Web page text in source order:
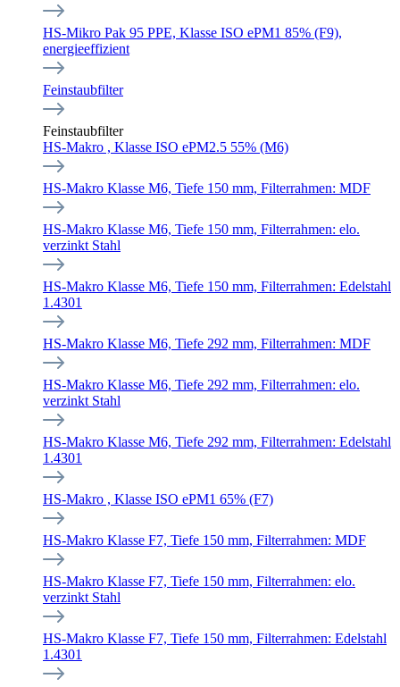
HS-Mikro Pak 95 PPE, Klasse ISO ePM1 85% (F9),
energieeffizient
Feinstaubfilter
Feinstaubfilter
HS-Makro , Klasse ISO ePM2.5 55% (M6)
HS-Makro Klasse M6, Tiefe 150 mm, Filterrahmen: MDF
HS-Makro Klasse M6, Tiefe 150 mm, Filterrahmen: elo.
verzinkt Stahl
HS-Makro Klasse M6, Tiefe 150 mm, Filterrahmen: Edelstahl
1.4301
HS-Makro Klasse M6, Tiefe 292 mm, Filterrahmen: MDF
HS-Makro Klasse M6, Tiefe 292 mm, Filterrahmen: elo.
verzinkt Stahl
HS-Makro Klasse M6, Tiefe 292 mm, Filterrahmen: Edelstahl
1.4301
HS-Makro , Klasse ISO ePM1 65% (F7)
HS-Makro Klasse F7, Tiefe 150 mm, Filterrahmen: MDF
HS-Makro Klasse F7, Tiefe 150 mm, Filterrahmen: elo.
verzinkt Stahl
HS-Makro Klasse F7, Tiefe 150 mm, Filterrahmen: Edelstahl
1.4301